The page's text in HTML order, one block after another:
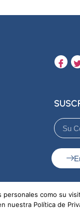
personales como su
nuestra Política de